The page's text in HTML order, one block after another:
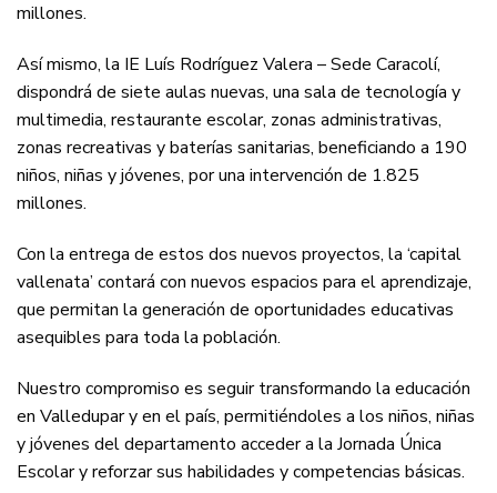
millones.
Así mismo, la IE Luís Rodríguez Valera – Sede Caracolí,
dispondrá de siete aulas nuevas, una sala de tecnología y
multimedia, restaurante escolar, zonas administrativas,
zonas recreativas y baterías sanitarias, beneficiando a 190
niños, niñas y jóvenes, por una intervención de 1.825
millones.
Con la entrega de estos dos nuevos proyectos, la ‘capital
vallenata’ contará con nuevos espacios para el aprendizaje,
que permitan la generación de oportunidades educativas
asequibles para toda la población.
Nuestro compromiso es seguir transformando la educación
en Valledupar y en el país, permitiéndoles a los niños, niñas
y jóvenes del departamento acceder a la Jornada Única
Escolar y reforzar sus habilidades y competencias básicas.